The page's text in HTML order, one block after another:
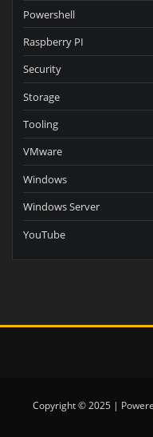
Powershell
Raspberry PI
Security
Storage
Tooling
VMware
Windows
Windows Server
YouTube
Copyright © 2025 |